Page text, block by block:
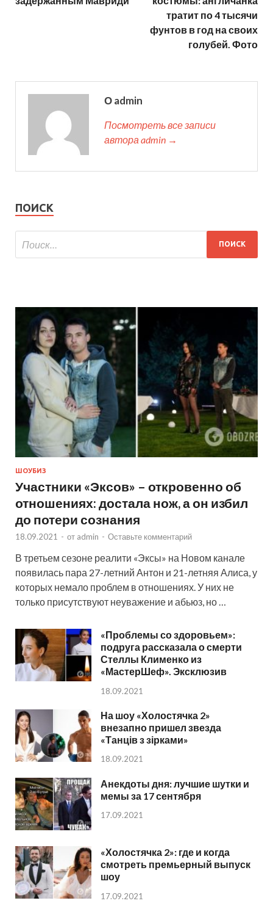
тратит по 4 тысячи
фунтов в год на своих
голубей. Фото
О admin
Посмотреть все записи
автора admin →
ПОИСК
ШОУБИЗ
Участники «Эксов» – откровенно об
отношениях: достала нож, а он избил
до потери сознания
18.09.2021 - от admin - Оставьте комментарий
В третьем сезоне реалити «Эксы» на Новом канале
появилась пара 27-летний Антон и 21-летняя Алиса, у
которых немало проблем в отношениях. У них не
только присутствуют неуважение и абьюз, но …
«Проблемы со здоровьем»:
подруга рассказала о смерти
Стеллы Клименко из
«МастерШеф». Эксклюзив
18.09.2021
На шоу «Холостячка 2»
внезапно пришел звезда
«Танців з зірками»
18.09.2021
Анекдоты дня: лучшие шутки и
мемы за 17 сентября
17.09.2021
«Холостячка 2»: где и когда
смотреть премьерный выпуск
шоу
17.09.2021